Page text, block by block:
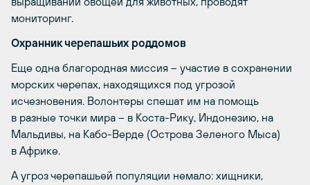
мониторинг.
Охранник черепашьих роддомов
Еще одна благородная миссия – участие в сохранении
морских черепах, находящихся под угрозой
исчезновения. Волонтеры спешат им на помощь
в разные точки мира – в Коста-Рику, Индонезию, на
Мальдивы, на Кабо-Верде (Острова Зеленого Мыса)
в Африке.
А угроз черепашьей популяции немало: хищники,